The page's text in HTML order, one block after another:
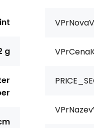
g